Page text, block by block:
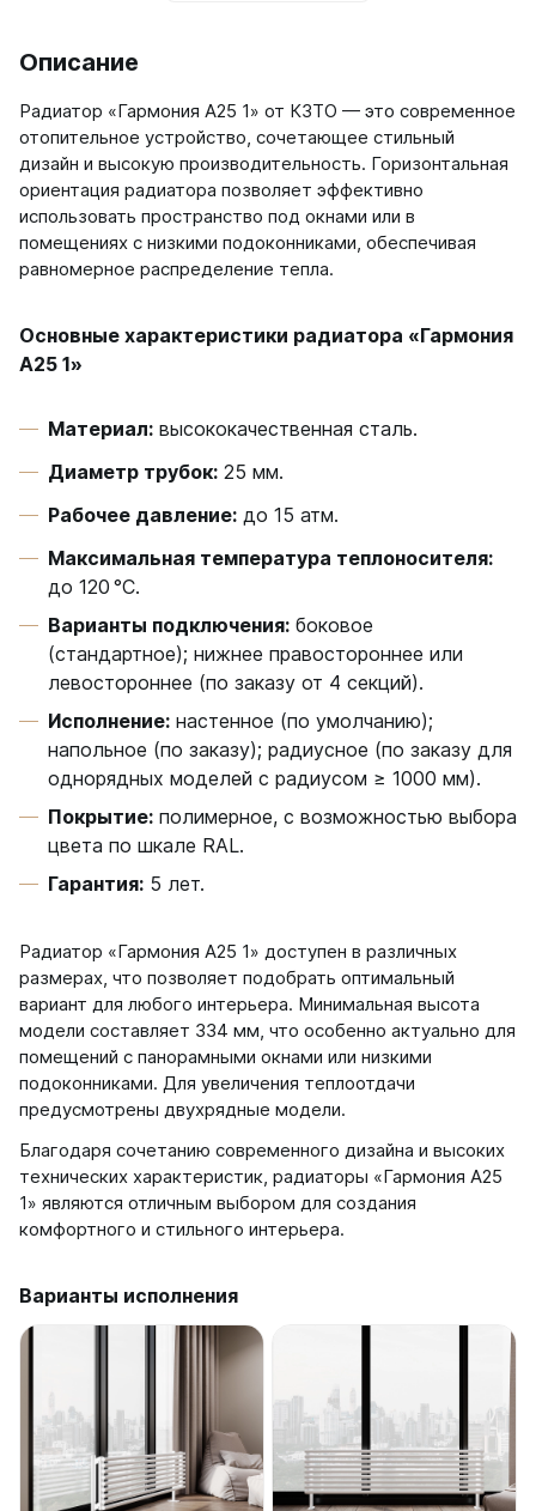
Описание
Радиатор «Гармония А25 1» от КЗТО — это современное
отопительное устройство, сочетающее стильный
дизайн и высокую производительность. Горизонтальная
ориентация радиатора позволяет эффективно
использовать пространство под окнами или в
помещениях с низкими подоконниками, обеспечивая
равномерное распределение тепла.
Основные характеристики радиатора «Гармония
А25 1»
Материал: высококачественная сталь.
Диаметр трубок: 25 мм.
Рабочее давление: до 15 атм.
Максимальная температура теплоносителя:
до 120 °C.
Варианты подключения: боковое
(стандартное); нижнее правостороннее или
левостороннее (по заказу от 4 секций).
Исполнение: настенное (по умолчанию);
напольное (по заказу); радиусное (по заказу для
однорядных моделей с радиусом ≥ 1000 мм).
Покрытие: полимерное, с возможностью выбора
цвета по шкале RAL.
Гарантия: 5 лет.
Радиатор «Гармония А25 1» доступен в различных
размерах, что позволяет подобрать оптимальный
вариант для любого интерьера. Минимальная высота
модели составляет 334 мм, что особенно актуально для
помещений с панорамными окнами или низкими
подоконниками. Для увеличения теплоотдачи
предусмотрены двухрядные модели.
Благодаря сочетанию современного дизайна и высоких
технических характеристик, радиаторы «Гармония А25
1» являются отличным выбором для создания
комфортного и стильного интерьера.
Варианты исполнения